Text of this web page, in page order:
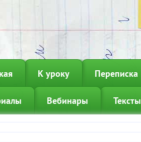
К уроку Переписка
Вебинары Тексты